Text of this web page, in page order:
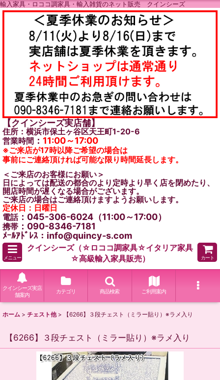
輸入家具・ロココ調家具・輸入雑貨のネット販売 クインシーズ
【クインシーズ実店舗】
住所：横浜市保土ヶ谷区天王町1-20-6
営業時間 ： 11:00～17:00
※ご来店が17時以降ご希望の場合は
事前にご連絡頂ければ可能な限り時間延長します。
＜ご来店のお客様にお願い＞
日によっては配送の都合のより定時より早く店を閉めたり、
開店時間が遅くなる場合がございます。
ご来店の場合はご連絡頂けますようお願いします。
定休日：日曜日
電話：045-306-6024（11:00～17:00）
携帯 ：090-8346-7181
ﾒｰﾙｱﾄﾞﾚｽ：info@quincy-s.com
メニュー
クインシーズ（☆ロココ調家具☆イタリア家具
☆高級輸入家具販売）
カート
クインシーズ実店
舗案内
カテゴリ 商品検索 ご利用案内
ホーム > チェスト他 > 【6266】３段チェスト（ミラー貼り）※ラメ入り
【6266】３段チェスト（ミラー貼り）※ラメ入り